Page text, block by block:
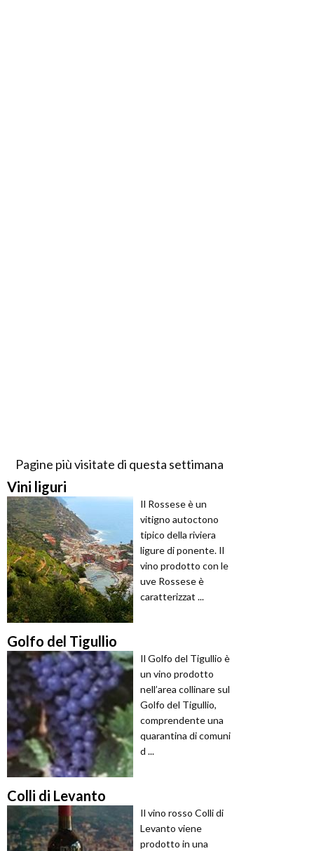
Pagine più visitate di questa settimana
Vini liguri
Il Rossese è un
vitigno autoctono
tipico della riviera
ligure di ponente. Il
vino prodotto con le
uve Rossese è
caratterizzat ...
Golfo del Tigullio
Il Golfo del Tigullio è
un vino prodotto
nell’area collinare sul
Golfo del Tigullio,
comprendente una
quarantina di comuni
d ...
Colli di Levanto
Il vino rosso Colli di
Levanto viene
prodotto in una